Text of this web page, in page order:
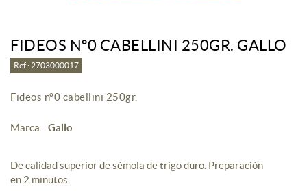
FIDEOS Nº0 CABELLINI 250GR. GALLO
Ref.: 2703000017
Fideos nº0 cabellini 250gr.
Marca: Gallo
De calidad superior de sémola de trigo duro. Preparación
en 2 minutos.